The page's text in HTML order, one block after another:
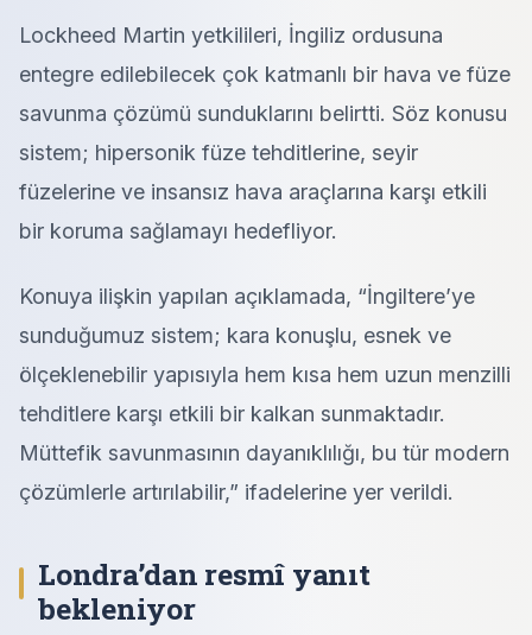
Lockheed Martin yetkilileri, İngiliz ordusuna
entegre edilebilecek çok katmanlı bir hava ve füze
savunma çözümü sunduklarını belirtti. Söz konusu
sistem; hipersonik füze tehditlerine, seyir
füzelerine ve insansız hava araçlarına karşı etkili
bir koruma sağlamayı hedefliyor.
Konuya ilişkin yapılan açıklamada, “İngiltere’ye
sunduğumuz sistem; kara konuşlu, esnek ve
ölçeklenebilir yapısıyla hem kısa hem uzun menzilli
tehditlere karşı etkili bir kalkan sunmaktadır.
Müttefik savunmasının dayanıklılığı, bu tür modern
çözümlerle artırılabilir,” ifadelerine yer verildi.
Londra’dan resmî yanıt
bekleniyor